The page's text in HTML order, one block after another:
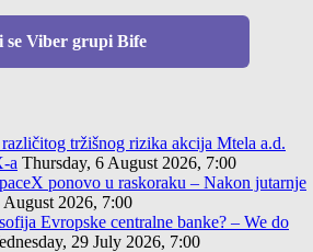
se Viber grupi Bife
tržišnog rizika akcija Mtela a.d.
a Thursday, 6 August 2026, 7:00
ponovo u raskoraku – Nakon jutarnje
August 2026, 7:00
Evropske centralne banke? – We do
29 July 2026, 7:00